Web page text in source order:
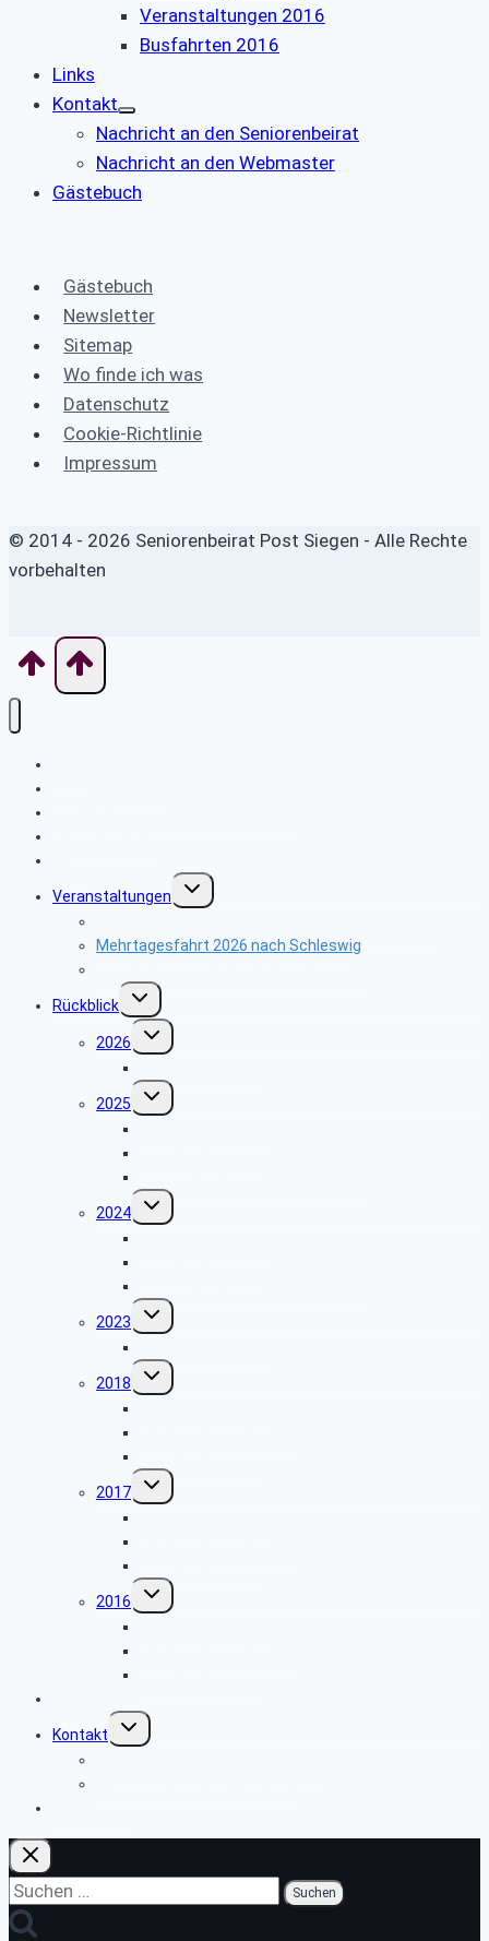
Veranstaltungen 2016
Busfahrten 2016
Links
Kontakt
Nachricht an den Seniorenbeirat
Nachricht an den Webmaster
Gästebuch
Gästebuch
Newsletter
Sitemap
Wo finde ich was
Datenschutz
Cookie-Richtlinie
Impressum
© 2014 - 2026 Seniorenbeirat Post Siegen - Alle Rechte
vorbehalten
Veranstaltungen
Untermenü
umschalten
Mehrtagesfahrt 2026 nach Schleswig
Rückblick
Untermenü
umschalten
2026
Untermenü
umschalten
2025
Untermenü
umschalten
2024
Untermenü
umschalten
2023
Untermenü
umschalten
2018
Untermenü
umschalten
2017
Untermenü
umschalten
2016
Untermenü
umschalten
Kontakt
Untermenü
umschalten
Suchen
nach: